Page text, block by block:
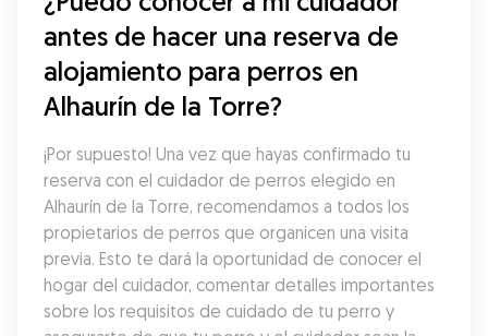
antes de hacer una reserva de
alojamiento para perros en
Alhaurín de la Torre?
¡Por supuesto! Una vez que hayas confirmado tu
reserva con el cuidador de perros elegido en
Alhaurín de la Torre, recomendamos a todos los
propietarios de perros que organicen una visita
previa. Esto te dará la oportunidad de conocer el
hogar del cuidador, comentar detalles importantes
sobre los requisitos de cuidado de tu perro y